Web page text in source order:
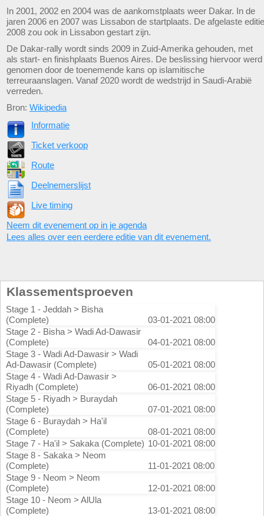
In 2001, 2002 en 2004 was de aankomstplaats weer Dakar. In de
jaren 2006 en 2007 was Lissabon de startplaats. De afgelaste editie
2008 zou ook in Lissabon gestart zijn.
De Dakar-rally wordt sinds 2009 in Zuid-Amerika gehouden, met
als start- en finishplaats Buenos Aires. De beslissing hiervoor werd
genomen door de toenemende kans op islamitische
terreuraanslagen. Vanaf 2020 wordt de wedstrijd in Saudi-Arabië
verreden.
Bron: Wikipedia
Informatie
Ticket verkoop
Route
Deelnemerslijst
Live timing
Neem dit evenement op in je agenda
Lees alles over een eerdere editie van dit evenement.
Klassementsproeven
Stage 1 - Jeddah > Bisha
(Complete)
03-01-2021 08:00
Stage 2 - Bisha > Wadi Ad-Dawasir
(Complete)
04-01-2021 08:00
Stage 3 - Wadi Ad-Dawasir > Wadi
Ad-Dawasir (Complete)
05-01-2021 08:00
Stage 4 - Wadi Ad-Dawasir >
Riyadh (Complete)
06-01-2021 08:00
Stage 5 - Riyadh > Buraydah
(Complete)
07-01-2021 08:00
Stage 6 - Buraydah > Ha'il
(Complete)
08-01-2021 08:00
Stage 7 - Ha'il > Sakaka (Complete) 10-01-2021 08:00
Stage 8 - Sakaka > Neom
(Complete)
11-01-2021 08:00
Stage 9 - Neom > Neom
(Complete)
12-01-2021 08:00
Stage 10 - Neom > AlUla
(Complete)
13-01-2021 08:00